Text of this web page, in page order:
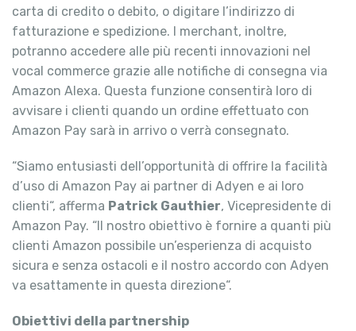
carta di credito o debito, o digitare l’indirizzo di
fatturazione e spedizione. I merchant, inoltre,
potranno accedere alle più recenti innovazioni nel
vocal commerce grazie alle notifiche di consegna via
Amazon Alexa. Questa funzione consentirà loro di
avvisare i clienti quando un ordine effettuato con
Amazon Pay sarà in arrivo o verrà consegnato.
“Siamo entusiasti dell’opportunità di offrire la facilità
d’uso di Amazon Pay ai partner di Adyen e ai loro
clienti“, afferma Patrick Gauthier, Vicepresidente di
Amazon Pay. “Il nostro obiettivo è fornire a quanti più
clienti Amazon possibile un’esperienza di acquisto
sicura e senza ostacoli e il nostro accordo con Adyen
va esattamente in questa direzione“.
Obiettivi della partnership